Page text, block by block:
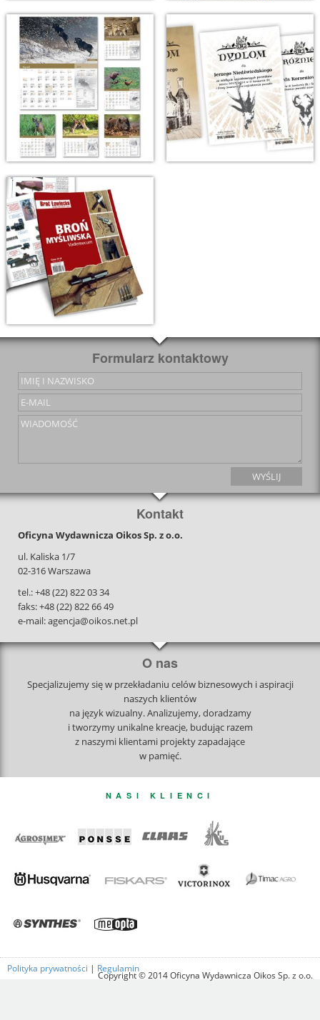
Formularz kontaktowy
Kontakt
Oficyna Wydawnicza Oikos Sp. z o.o.
ul. Kaliska 1/7
02-316 Warszawa
tel.: +48 (22) 822 03 34
faks: +48 (22) 822 66 49
e-mail: agencja@oikos.net.pl
O nas
Specjalizujemy się w przekładaniu celów biznesowych i aspiracji
naszych klientów
na język wizualny. Analizujemy, doradzamy
i tworzymy unikalne kreacje, budując razem
z naszymi klientami projekty zapadające
w pamięć.
NASI KLIENCI
Polityka prywatności | Regulamin
Copyright © 2014 Oficyna Wydawnicza Oikos Sp. z o.o.